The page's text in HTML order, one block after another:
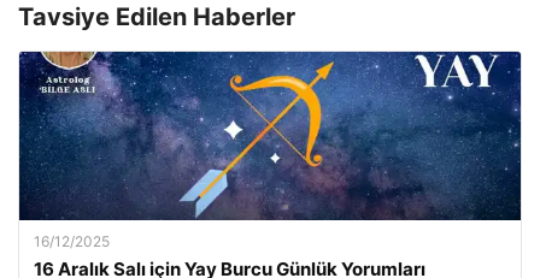
Tavsiye Edilen Haberler
16/12/2025
16 Aralık Salı için Yay Burcu Günlük Yorumları